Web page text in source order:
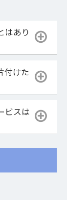
はあり
付けた
ビスは